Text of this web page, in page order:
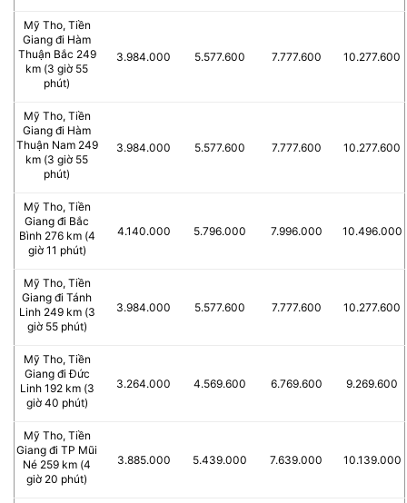
Mỹ Tho, Tiền
Giang đi Hàm
Thuận Bắc 249
km (3 giờ 55
phút)
3.984.000 5.577.600 7.777.600 10.277.600
Mỹ Tho, Tiền
Giang đi Hàm
Thuận Nam 249
km (3 giờ 55
phút)
3.984.000 5.577.600 7.777.600 10.277.600
Mỹ Tho, Tiền
Giang đi Bắc
Bình 276 km (4
giờ 11 phút)
4.140.000 5.796.000 7.996.000 10.496.000
Mỹ Tho, Tiền
Giang đi Tánh
Linh 249 km (3
giờ 55 phút)
3.984.000 5.577.600 7.777.600 10.277.600
Mỹ Tho, Tiền
Giang đi Đức
Linh 192 km (3
giờ 40 phút)
3.264.000 4.569.600 6.769.600 9.269.600
Mỹ Tho, Tiền
Giang đi TP Mũi
Né 259 km (4
giờ 20 phút)
3.885.000 5.439.000 7.639.000 10.139.000